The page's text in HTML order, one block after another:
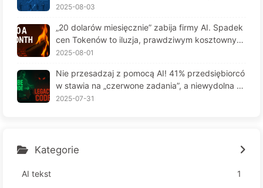
dnik wdrożenia na rok 2025 - Powoli ucz się AI16
2025-08-03
„20 dolarów miesięcznie” zabija firmy AI. Spadek
cen Tokenów to iluzja, prawdziwym kosztownym
jest twoja chciwość — powoli ucz się AI164
2025-08-01
Nie przesadzaj z pomocą AI! 41% przedsiębiorcó
w stawia na „czerwone zadania”, a niewydolna te
chnologia czyni pracowników jeszcze bardziej ni
2025-07-31
Kategorie
AI tekst
1